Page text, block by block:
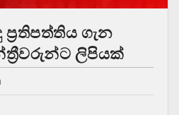
ප්‍රතිපත්තිය ගැන
ලිපියක්